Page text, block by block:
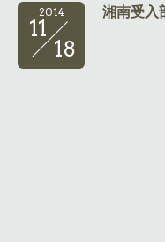
2014
11
18
湘南受入